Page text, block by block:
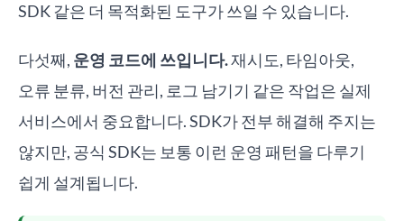
SDK 같은 더 목적화된 도구가 쓰일 수 있습니다.
다섯째, 운영 코드에 쓰입니다.재시도, 타임아웃,
오류 분류, 버전 관리, 로그 남기기 같은 작업은 실제
서비스에서 중요합니다. SDK가 전부 해결해 주지는
않지만, 공식 SDK는 보통 이런 운영 패턴을 다루기
쉽게 설계됩니다.